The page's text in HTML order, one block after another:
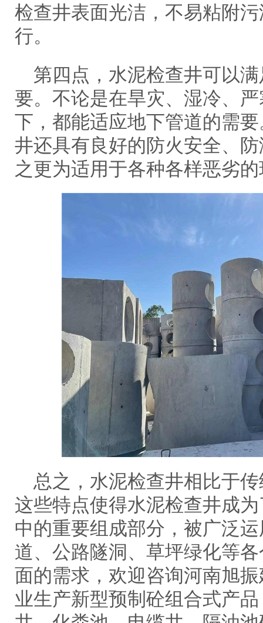
检查井表面光洁，不易粘附
行。
第四点，水泥检查井可以
要。不论是在旱灾、湿冷、
下，都能适应地下管道的需
井还具有良好的防火安全、
之更为适用于各种各样恶劣
总之，水泥检查井相比于
这些特点使得水泥检查井成
中的重要组成部分，被广泛
道、公路隧洞、草坪绿化等
面的需求，欢迎咨询河南旭
业生产新型预制砼组合式产